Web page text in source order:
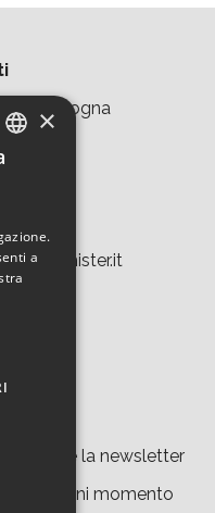
di Bologna
101
8457
ricevere la newsletter
in ogni momento
×
a